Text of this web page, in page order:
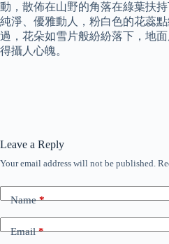
動，散佈在山野的角落在綠葉扶
純淨、優雅動人，粉白色的花蕊
過，花朵如雪片般紛紛落下，地
得攝人心魄。
Leave a Reply
Your email address will not be published.
Name*
Email*